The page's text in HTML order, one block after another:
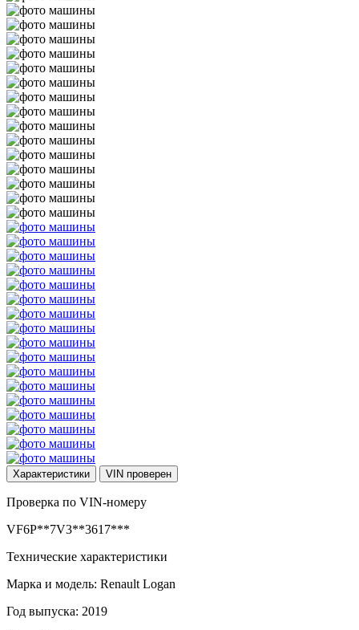
Характеристики VIN проверен
Проверка по VIN-номеру
VF6P**7V3**3617***
Технические характеристики
Марка и модель: Renault Logan
Год выпуска: 2019